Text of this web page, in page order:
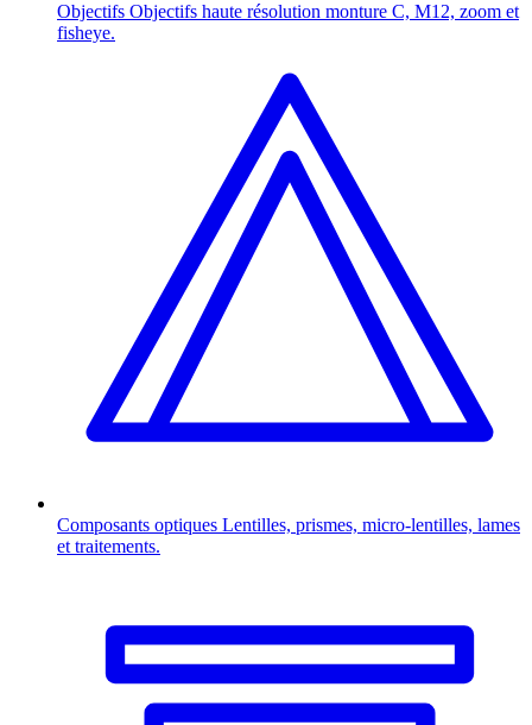
Objectifs Objectifs haute résolution monture C, M12, zoom et
fisheye.
Composants optiques Lentilles, prismes, micro-lentilles, lames
et traitements.